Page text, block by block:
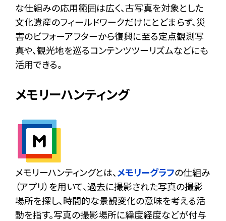
な仕組みの応用範囲は広く、古写真を対象とした
文化遺産のフィールドワークだけにとどまらず、災
害のビフォーアフターから復興に至る定点観測写
真や、観光地を巡るコンテンツツーリズムなどにも
活用できる。
メモリーハンティング
メモリーハンティングとは、 メモリーグラフの仕組み
（アプリ）を用いて、過去に撮影された写真の撮影
場所を探し、時間的な景観変化の意味を考える活
動を指す。写真の撮影場所に緯度経度などが付与